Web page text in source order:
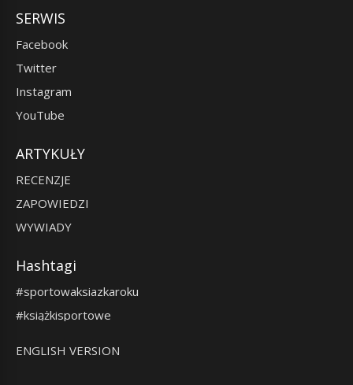
SERWIS
Facebook
Twitter
Instagram
YouTube
ARTYKUŁY
RECENZJE
ZAPOWIEDZI
WYWIADY
Hashtagi
#sportowaksiazkaroku
#książkisportowe
ENGLISH VERSION